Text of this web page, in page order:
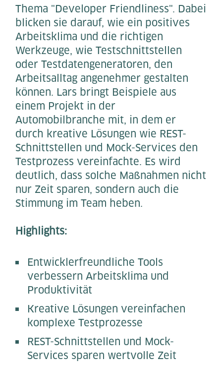
Thema "Developer Friendliness". Dabei
blicken sie darauf, wie ein positives
Arbeitsklima und die richtigen
Werkzeuge, wie Testschnittstellen
oder Testdatengeneratoren, den
Arbeitsalltag angenehmer gestalten
können. Lars bringt Beispiele aus
einem Projekt in der
Automobilbranche mit, in dem er
durch kreative Lösungen wie REST-
Schnittstellen und Mock-Services den
Testprozess vereinfachte. Es wird
deutlich, dass solche Maßnahmen nicht
nur Zeit sparen, sondern auch die
Stimmung im Team heben.
Highlights:
Entwicklerfreundliche Tools
verbessern Arbeitsklima und
Produktivität
Kreative Lösungen vereinfachen
komplexe Testprozesse
REST-Schnittstellen und Mock-
Services sparen wertvolle Zeit